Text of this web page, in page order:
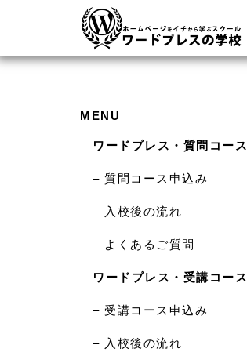
MENU
ワードプレス・質問コース
– 質問コース申込み
– 入校後の流れ
– よくあるご質問
ワードプレス・受講コース
– 受講コース申込み
– 入校後の流れ